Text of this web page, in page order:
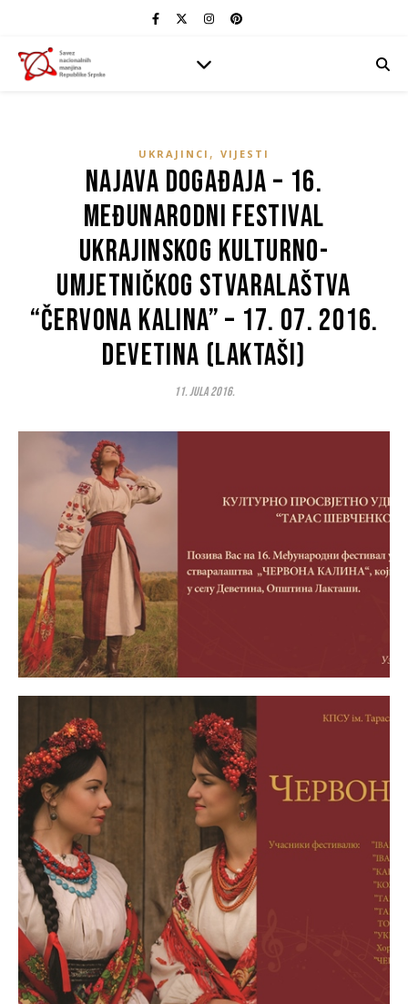
UKRAJINCI , VIJESTI
Najava događaja – 16.
Međunarodni festival
ukrajinskog kulturno-
umjetničkog stvaralaštva
“ČERVONA KALINA” – 17. 07. 2016.
Devetina (Laktaši)
11. Jula 2016.